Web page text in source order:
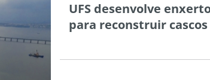
UFS desenvolve
para reconstruir